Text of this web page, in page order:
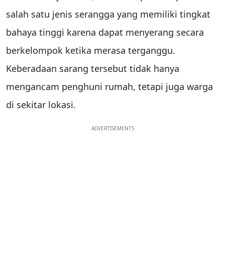
salah satu jenis serangga yang memiliki tingkat
bahaya tinggi karena dapat menyerang secara
berkelompok ketika merasa terganggu.
Keberadaan sarang tersebut tidak hanya
mengancam penghuni rumah, tetapi juga warga
di sekitar lokasi.
ADVERTISEMENTS